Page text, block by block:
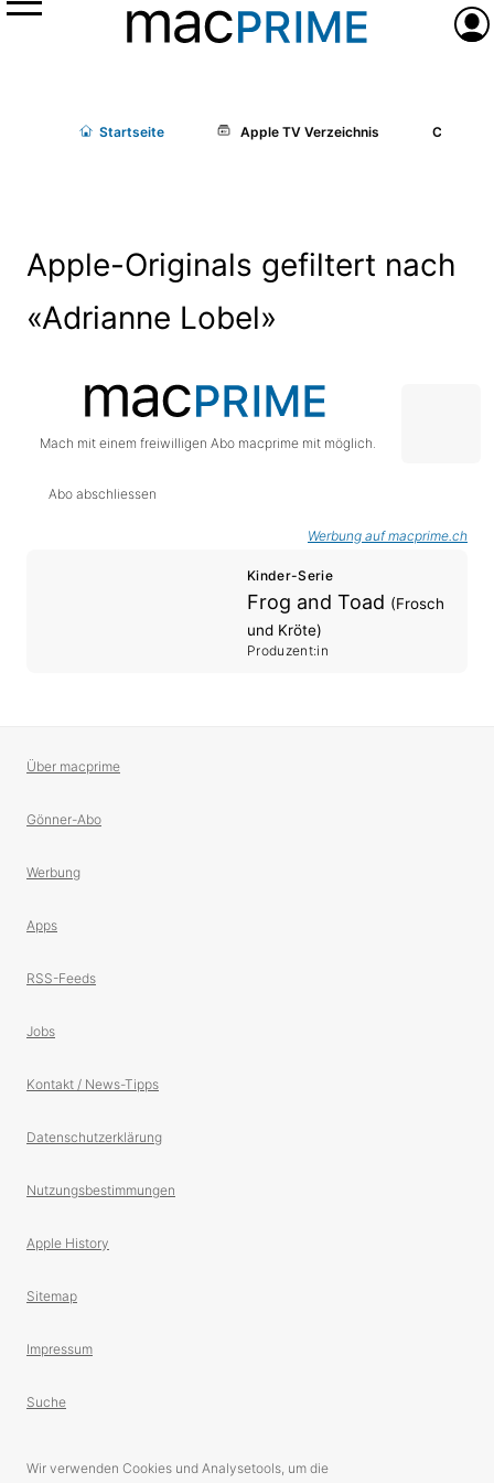
Menü
Startseite Apple TV Verzeichnis Cast/
Apple-Originals gefiltert nach
«Adrianne Lobel»
Mach mit einem freiwilligen Abo macprime mit möglich.
Abo abschliessen
Werbung auf macprime.ch
Kinder-Serie
Frog and Toad (Frosch
und Kröte)
Produzent:in
Über macprime
Gönner-Abo
Werbung
Apps
RSS-Feeds
Jobs
Kontakt / News-Tipps
Datenschutzerklärung
Nutzungsbestimmungen
Apple History
Sitemap
Impressum
Suche
Wir verwenden Cookies und Analysetools, um die